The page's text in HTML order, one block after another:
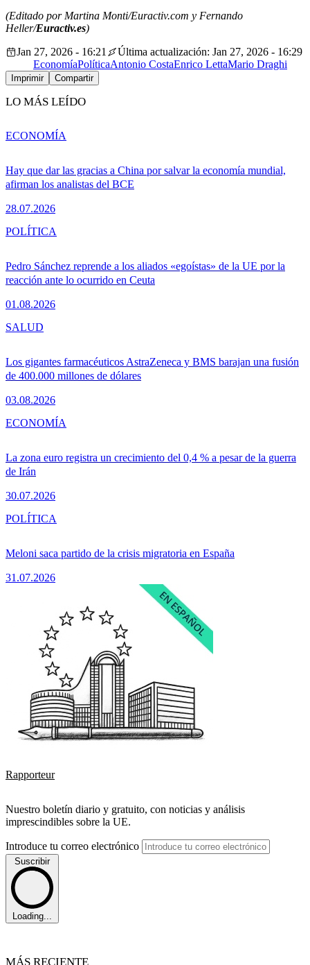
(Editado por Martina Monti/Euractiv.com y Fernando
Heller/Euractiv.es)
Jan 27, 2026 - 16:21
Última actualización: Jan 27, 2026 - 16:29
EconomíaPolíticaAntonio CostaEnrico LettaMario Draghi
Imprimir Compartir
LO MÁS LEÍDO
Hay que dar las gracias a China por salvar la economía mundial,
afirman los analistas del BCE
28.07.2026
ECONOMÍA
Pedro Sánchez reprende a los aliados «egoístas» de la UE por la
reacción ante lo ocurrido en Ceuta
01.08.2026
POLÍTICA
Los gigantes farmacéuticos AstraZeneca y BMS barajan una fusión
de 400.000 millones de dólares
03.08.2026
SALUD
La zona euro registra un crecimiento del 0,4 % a pesar de la guerra
de Irán
30.07.2026
ECONOMÍA
Meloni saca partido de la crisis migratoria en España
31.07.2026
POLÍTICA
Rapporteur
Nuestro boletín diario y gratuito, con noticias y análisis
imprescindibles sobre la UE.
Introduce tu correo electrónico
Suscribir
Loading...
MÁS RECIENTE